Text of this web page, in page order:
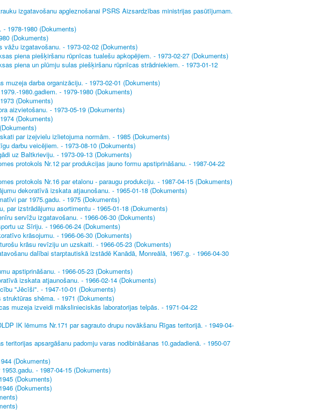
izgatavošanu apgleznošanai PSRS Aizsardzības ministrijas pasūtījumam.
1978-1980 (Dokuments)
(Dokuments)
vāžu izgatavošanu. - 1973-02-02 (Dokuments)
piena piešķiršanu rūpnīcas tualešu apkopējiem. - 1973-02-27 (Dokuments)
piena un plūmju sulas piešķiršanu rūpnīcas strādniekiem. - 1973-01-12
muzeja darba organizāciju. - 1973-02-01 (Dokuments)
1980.gadiem. - 1979-1980 (Dokuments)
(Dokuments)
aizvietošanu. - 1973-05-19 (Dokuments)
(Dokuments)
par izejvielu izlietojuma normām. - 1985 (Dokuments)
darbu veicējiem. - 1973-08-10 (Dokuments)
uz Baltkrieviju. - 1973-09-13 (Dokuments)
protokols Nr.12 par produkcijas jauno formu apstiprināšanu. - 1987-04-22
protokols Nr.16 par etalonu - paraugu produkciju. - 1987-04-15 (Dokuments)
dekoratīvā izskata atjaunošanu. - 1965-01-18 (Dokuments)
par 1975.gadu. - 1975 (Dokuments)
par izstrādājumu asortimentu - 1965-01-18 (Dokuments)
servīžu izgatavošanu. - 1966-06-30 (Dokuments)
uz Sīriju. - 1966-06-24 (Dokuments)
krāsojumu. - 1966-06-30 (Dokuments)
krāsu revīziju un uzskaiti. - 1966-05-23 (Dokuments)
dalībai starptautiskā izstādē Kanādā, Monreālā, 1967.g. - 1966-04-30
apstiprināšanu. - 1966-05-23 (Dokuments)
izskata atjaunošanu. - 1966-02-14 (Dokuments)
"Jēcīši". - 1947-10-01 (Dokuments)
shēma. - 1971 (Dokuments)
muzeja izveidi mākslinieciskās laboratorijas telpās. - 1971-04-22
IK lēmums Nr.171 par sagrauto drupu novākšanu Rīgas teritorijā. - 1949-04-
teritorijas apsargāšanu padomju varas nodibināšanas 10.gadadienā. - 1950-07
(Dokuments)
- 1987-04-15 (Dokuments)
(Dokuments)
(Dokuments)